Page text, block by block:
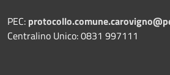
PEC:
Centralino Unico: 0831 997111